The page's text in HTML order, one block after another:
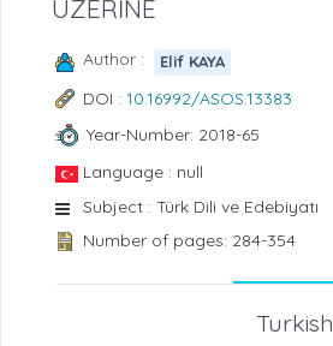
ÜZERİNE
Author : Elif KAYA
DOI : 10.16992/ASOS.13383
Year-Number: 2018-65
Language : null
Subject : Türk Dili ve Edebiyatı
Number of pages: 284-354
Turkish